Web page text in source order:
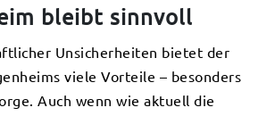
bleibt sinnvoll
Unsicherheiten bietet der
viele Vorteile – besonders
Auch wenn wie aktuell die